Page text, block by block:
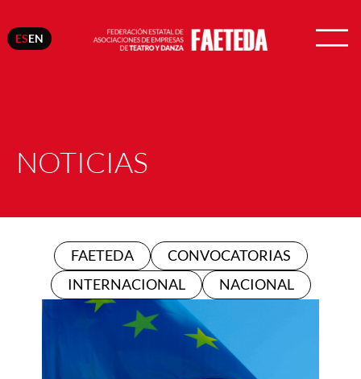
ESEN
NOTICIAS
FAETEDA
CONVOCATORIAS
INTERNACIONAL
NACIONAL